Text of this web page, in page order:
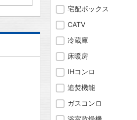
宅配ボックス
CATV
冷蔵庫
床暖房
IHコンロ
追焚機能
ガスコンロ